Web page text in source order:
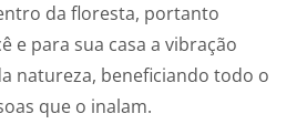
da floresta, portanto
e para sua casa a vibração
natureza, beneficiando todo o
que o inalam.